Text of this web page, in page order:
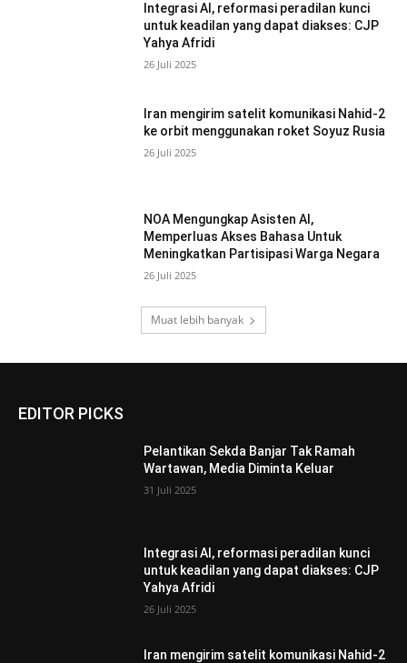
Integrasi AI, reformasi peradilan kunci
untuk keadilan yang dapat diakses: CJP
Yahya Afridi
26 Juli 2025
Iran mengirim satelit komunikasi Nahid-2
ke orbit menggunakan roket Soyuz Rusia
26 Juli 2025
NOA Mengungkap Asisten AI,
Memperluas Akses Bahasa Untuk
Meningkatkan Partisipasi Warga Negara
26 Juli 2025
Muat lebih banyak
EDITOR PICKS
Pelantikan Sekda Banjar Tak Ramah
Wartawan, Media Diminta Keluar
31 Juli 2025
Integrasi AI, reformasi peradilan kunci
untuk keadilan yang dapat diakses: CJP
Yahya Afridi
26 Juli 2025
Iran mengirim satelit komunikasi Nahid-2